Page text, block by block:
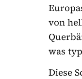
von
was
Diese